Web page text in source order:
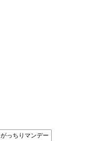
がっちりマンデー